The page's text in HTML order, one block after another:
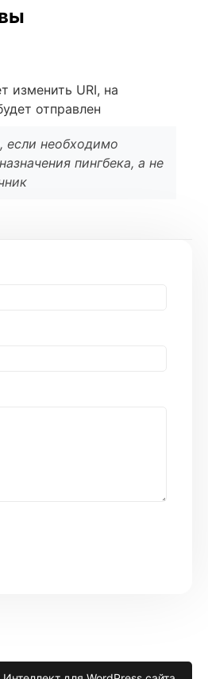
изменить URI, на
отправлен
если необходимо
пингбека, а не